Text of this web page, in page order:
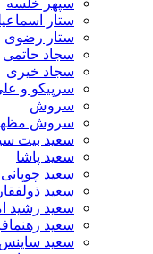
ستار اسماعیلی
ستار رضوی
سجاد حاتمی
سجاد خیری
سرپیکو و علی سان
سروش
سروش مظهری
سعید بیت سیاح
سعید پاشا
سعید چوپانی
سعید ذولفقاری
سعید رشید امیری
سعید رهنمافر
سعید ساینس